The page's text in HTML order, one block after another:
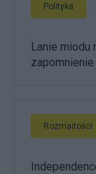
Polityka
Lanie miodu
zapomnienie
Rozmaitości